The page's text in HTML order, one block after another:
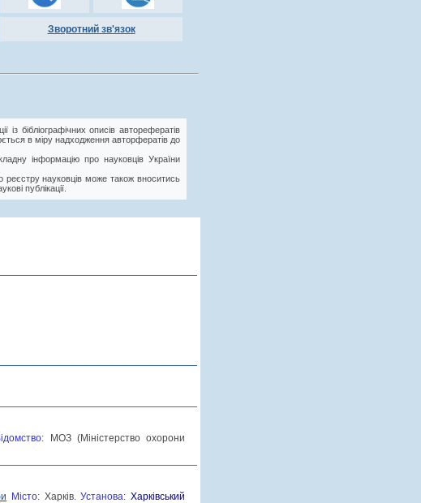
Зворотний зв'язок
бібліографічних описів авторефератів
в міру надходження авторфератів до
інформацію про науковців України
науковців може також вноситись
публікації.
МОЗ (Міністерство охорони
Місто: Харків.Установа:Харківський